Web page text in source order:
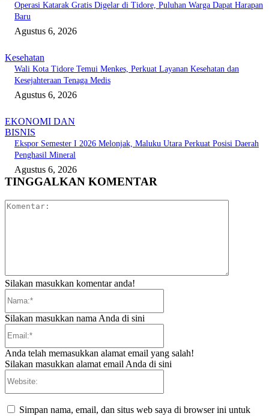
Operasi Katarak Gratis Digelar di Tidore, Puluhan Warga Dapat Harapan
Baru
Agustus 6, 2026
Kesehatan
Wali Kota Tidore Temui Menkes, Perkuat Layanan Kesehatan dan
Kesejahteraan Tenaga Medis
Agustus 6, 2026
EKONOMI DAN
BISNIS
Ekspor Semester I 2026 Melonjak, Maluku Utara Perkuat Posisi Daerah
Penghasil Mineral
Agustus 6, 2026
TINGGALKAN KOMENTAR
Silakan masukkan komentar anda!
Silakan masukkan nama Anda di sini
Anda telah memasukkan alamat email yang salah!
Silakan masukkan alamat email Anda di sini
Simpan nama, email, dan situs web saya di browser ini untuk